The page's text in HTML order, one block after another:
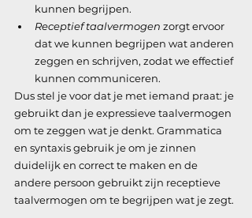
kunnen begrijpen.
Receptief taalvermogen zorgt ervoor
dat we kunnen begrijpen wat anderen
zeggen en schrijven, zodat we effectief
kunnen communiceren.
Dus stel je voor dat je met iemand praat: je
gebruikt dan je expressieve taalvermogen
om te zeggen wat je denkt. Grammatica
en syntaxis gebruik je om je zinnen
duidelijk en correct te maken en de
andere persoon gebruikt zijn receptieve
taalvermogen om te begrijpen wat je zegt.